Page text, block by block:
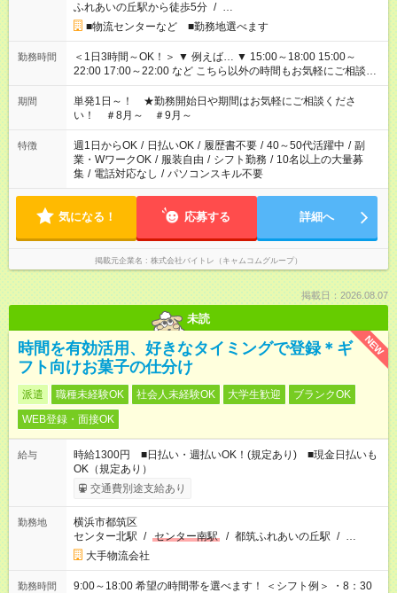
ふれあいの丘駅から徒歩5分 / …
■物流センターなど ■勤務地選べます
勤務時間
＜1日3時間～OK！＞ ▼ 例えば… ▼ 15:00～18:00 15:00～
22:00 17:00～22:00 など こちら以外の時間もお気軽にご相談く
ださい！
期間
単発1日～！ ★勤務開始日や期間はお気軽にご相談くださ
い！ ＃8月～ ＃9月～
特徴 週1日からOK / 日払いOK / 履歴書不要 / 40～50代活躍中 / 副
業・WワークOK / 服装自由 / シフト勤務 / 10名以上の大量募
集 / 電話対応なし / パソコンスキル不要
気になる！ 応募する 詳細へ
掲載元企業名 株式会社バイトレ（キャムコムグループ）
掲載日：2026.08.07
未読
NEW
時間を有効活用、好きなタイミングで登録＊ギ
フト向けお菓子の仕分け
派遣 職種未経験OK 社会人未経験OK 大学生歓迎
ブランクOK
WEB登録・面接OK
給与
時給1300円 ■日払い・週払いOK！(規定あり) ■現金日払いも
OK（規定あり）
交通費別途支給あり
勤務地
横浜市都筑区
センター北駅 / センター南駅 / 都筑ふれあいの丘駅 / …
大手物流会社
勤務時間
9:00～18:00 希望の時間帯を選べます！ ＜シフト例＞ ・8：30